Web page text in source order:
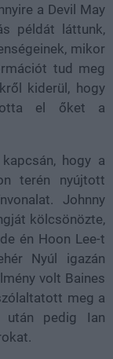
a Devil May
példát láttunk,
mikor
tud meg
kiderül, hogy
el őket a
hogy a
terén nyújtott
Johnny
kölcsönözte,
én Hoon Lee-t
Nyúl igazán
volt Baines
meg a
után pedig Ian